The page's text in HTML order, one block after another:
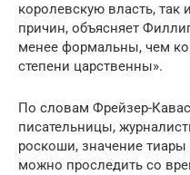
королевскую власть, так
причин, объясняет
менее формальны, чем
степени царственны».
По словам Фрейзер-
писательницы,
роскоши, значение тиары
можно проследить со